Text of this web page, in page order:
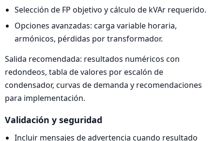
Selección de FP objetivo y cálculo de kVAr requerido.
Opciones avanzadas: carga variable horaria,
armónicos, pérdidas por transformador.
Salida recomendada: resultados numéricos con
redondeos, tabla de valores por escalón de
condensador, curvas de demanda y recomendaciones
para implementación.
Validación y seguridad
Incluir mensajes de advertencia cuando resultado